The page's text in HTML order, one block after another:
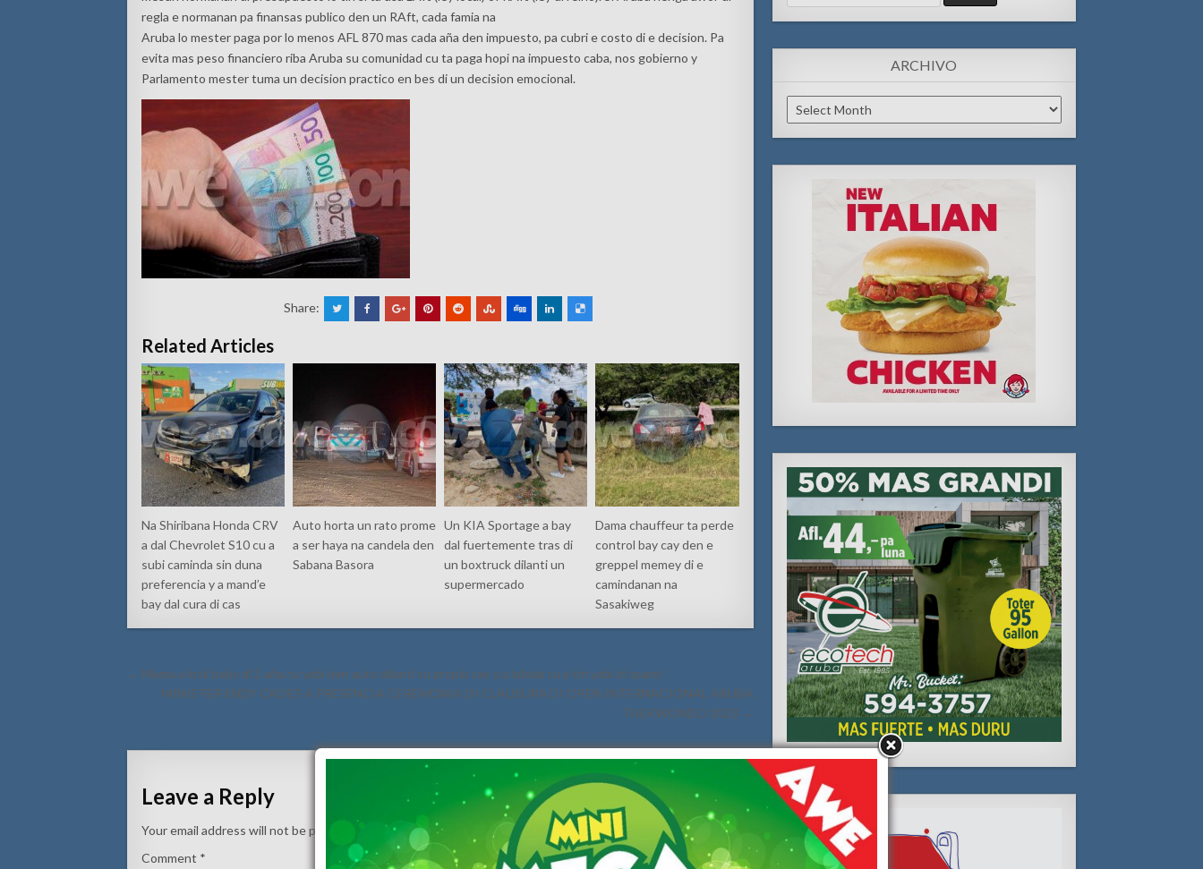
regla e normanan pa finansas publico den un RAft, cada famia na
Aruba lo mester paga por lo menos AFL 870 mas cada aña den impuesto, pa cubri e costo di e decision. Pa
evita mas peso financiero riba Aruba su comunidad cu ta paga hopi na impuesto caba, nos gobierno y
Parlamento mester tuma un decision practico en bes di un decision emocional.
Share:
Related Articles
Na Shiribana Honda CRV
a dal Chevrolet S10 cu a
subi caminda sin duna
preferencia y a mand’e
bay dal cura di cas
Auto horta un rato prome
a ser haya na candela den
Sabana Basora
Un KIA Sportage a bay
dal fuertemente tras di
un boxtruck dilanti un
supermercado
Dama chauffeur ta perde
control bay cay den e
greppel memey di e
camindanan na
Sasakiweg
Post
navigation
← Mama a lock baby di 2 aña cu yabi den auto dilanti su propio cas y a lubida cu e tin yabi di spare!
MINISTER ENDY CROES A PRESENCIA CEREMONIA DI CLAUSURA DI OPEN INTERNACIONAL ARUBA
TAEKWONDO 2023 →
Leave a Reply
Your email address will not be published. Required fields are marked *
Comment *
for:
ARCHIVO
Archivo